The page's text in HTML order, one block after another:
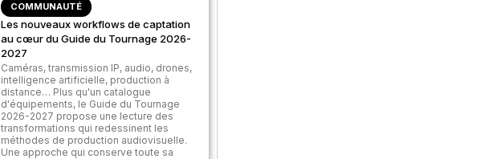
COMMUNAUTÉ
Les nouveaux workflows de captation
au cœur du Guide du Tournage 2026-
2027
Caméras, transmission IP, audio, drones,
intelligence artificielle, production à
distance… Plus qu'un catalogue
d'équipements, le Guide du Tournage
2026-2027 propose une lecture des
transformations qui redessinent les
méthodes de production audiovisuelle.
Une approche qui conserve toute sa